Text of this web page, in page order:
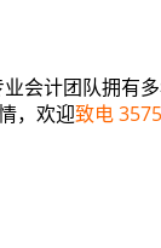
会计团队拥有
，欢迎致电